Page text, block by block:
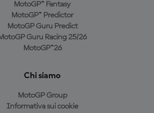
MotoGP™ Fantasy
MotoGP™ Predictor
MotoGP Guru Predict
Guru Racing 25/26
MotoGP™26
Chi siamo
MotoGP Group
Informativa sui cookie